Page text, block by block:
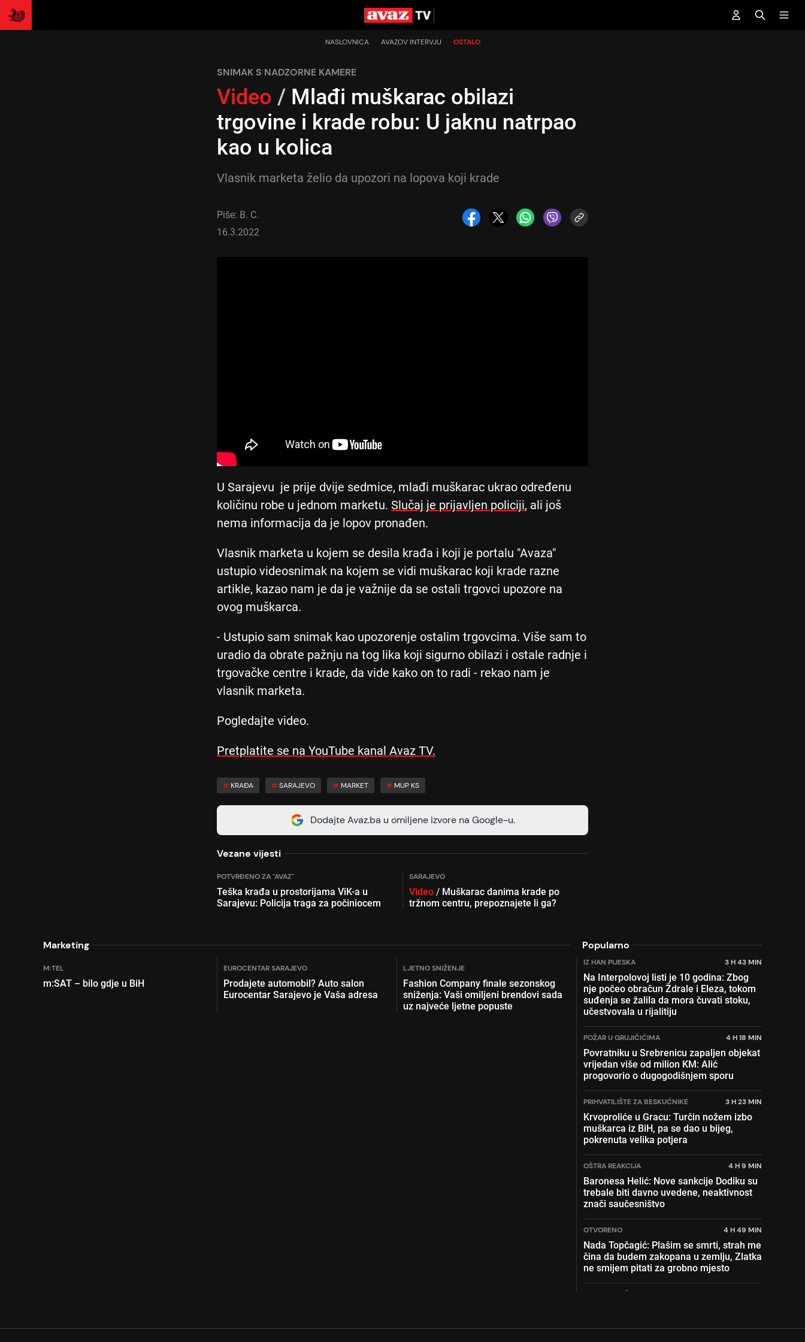
NASLOVNICA AVAZOV INTERVJU OSTALO
SNIMAK S NADZORNE KAMERE
Video / Mlađi muškarac obilazi
trgovine i krade robu: U jaknu natrpao
kao u kolica
Vlasnik marketa želio da upozori na lopova koji krade
Piše: B. C.
16.3.2022
U Sarajevu je prije dvije sedmice, mlađi muškarac ukrao određenu
količinu robe u jednom marketu. Slučaj je prijavljen policiji, ali još
nema informacija da je lopov pronađen.
Vlasnik marketa u kojem se desila krađa i koji je portalu "Avaza"
ustupio videosnimak na kojem se vidi muškarac koji krade razne
artikle, kazao nam je da je važnije da se ostali trgovci upozore na
ovog muškarca.
- Ustupio sam snimak kao upozorenje ostalim trgovcima. Više sam to
uradio da obrate pažnju na tog lika koji sigurno obilazi i ostale radnje i
trgovačke centre i krade, da vide kako on to radi - rekao nam je
vlasnik marketa.
Pogledajte video.
Pretplatite se na YouTube kanal Avaz TV.
# KRAĐA #SARAJEVO # MARKET # MUP KS
Dodajte Avaz.ba u omiljene izvore na Google-u.
Vezane vijesti
POTVRĐENO ZA "AVAZ"
Teška krađa u prostorijama ViK-a u
Sarajevu: Policija traga za počiniocem
SARAJEVO
Video / Muškarac danima krade po
tržnom centru, prepoznajete li ga?
Marketing Popularno
M:TEL
m:SAT – bilo gdje u BiH
EUROCENTAR SARAJEVO
Prodajete automobil? Auto salon
Eurocentar Sarajevo je Vaša adresa
LJETNO SNIŽENJE
Fashion Company finale sezonskog
sniženja: Vaši omiljeni brendovi sada
uz najveće ljetne popuste
IZ HAN PIJESKA 3 H 43 MIN
Na Interpolovoj listi je 10 godina: Zbog
nje počeo obračun Ždrale i Eleza, tokom
suđenja se žalila da mora čuvati stoku,
učestvovala u rijalitiju
POŽAR U GRUJIČIĆIMA 4 H 18 MIN
Povratniku u Srebrenicu zapaljen objekat
vrijedan više od milion KM: Alić
progovorio o dugogodišnjem sporu
PRIHVATILIŠTE ZA BESKUĆNIKE 3 H 23 MIN
Krvoproliće u Gracu: Turčin nožem izbo
muškarca iz BiH, pa se dao u bijeg,
pokrenuta velika potjera
OŠTRA REAKCIJA 4 H 9 MIN
Baronesa Helić: Nove sankcije Dodiku su
trebale biti davno uvedene, neaktivnost
znači saučesništvo
OTVORENO 4 H 49 MIN
Nada Topčagić: Plašim se smrti, strah me
čina da budem zakopana u zemlju, Zlatka
ne smijem pitati za grobno mjesto
KAO TINEJDŽERKA
zvijezda u Jugoslaviji